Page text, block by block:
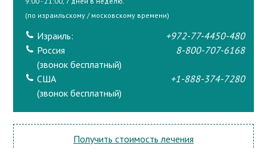
(по израильскому / московскому времени)
Израиль:
+972-77-4450-480
Россия
(звонок бесплатный)
8-800-707-6168
США
(звонок бесплатный)
+1-888-374-7280
Получить стоимость лечения